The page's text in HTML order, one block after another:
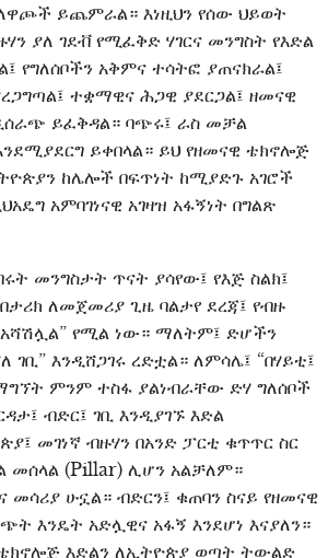
ይጨምራል። እነዚህን የሰው ህይወት
ያለ ገደቭ የሚፈቅድ ሃገርና መንግስት የእድል
የግለሰቦችን አቅምና ተሳትፎ ያጠናክራል፤
ተቋማዊና ሕጋዊ ያደርጋል፤ ዘመናዊ
ይፈቅዳል። ባጭሩ፤ ራስ መቻል
ይቀበላል። ይህ የዘመናዊ ቴክኖሎጅ
ከሌሎች በፍጥነት ከሚያድጉ አገሮች
አምባገነናዊ አገዛዝ አፋኝነት በግልጽ
መንግስታት ጥናት ያሳየው፤ የእጅ ስልክ፤
ለመጀመሪያ ጊዜ ባልታየ ደረጃ፤ የብዙ
የሚል ነው። ማለትም፤ ድሆችን
ገቢ” እንዲሸጋገሩ ረድቷል። ለምሳሌ፤ “በሃይቲ፤
ምንም ተስፋ ያልነብራቸው ድሃ ግለሰቦች
ብድር፤ ገቢ እንዲያገኙ እድል
መገነኛ ብዙሃን በአንድ ፓርቲ ቁጥጥር ስር
መሰላል (Pillar) ሊሆን አልቻለም።
መሳሪያ ሁኗል። ብድርን፤ ቁጠባን ስናይ የዘመናዊ
እንዴት አድሏዊና አፋኝ እንደሆነ እናያለን።
እድልን ለኢትዮጵያ ወጣት ትውልድ